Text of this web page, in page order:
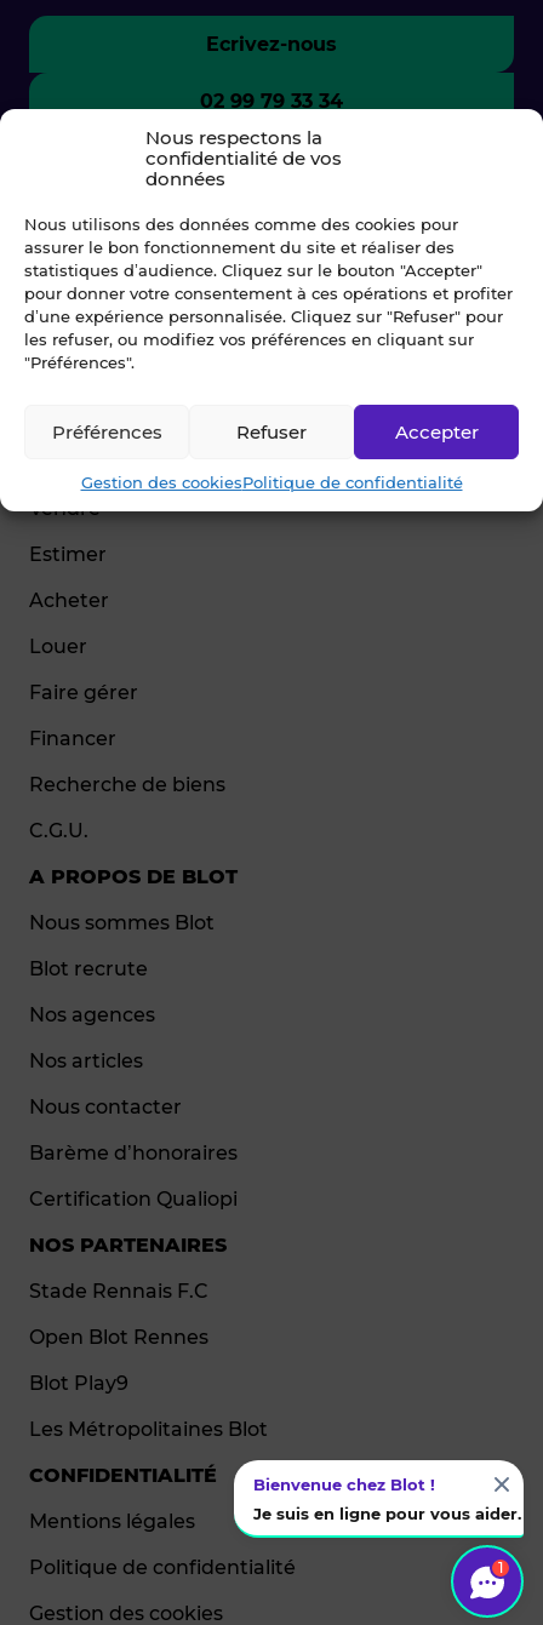
Nous respectons la
confidentialité de vos
données
Nous utilisons des données comme des cookies pour
assurer le bon fonctionnement du site et réaliser des
statistiques d’audience. Cliquez sur le bouton "Accepter"
pour donner votre consentement à ces opérations et profiter
d’une expérience personnalisée. Cliquez sur "Refuser" pour
les refuser, ou modifiez vos préférences en cliquant sur
"Préférences".
Accepter
Refuser
Préférences
Gestion des cookiesPolitique de confidentialité
Ecrivez-nous
02 99 79 33 34
Vendre
Estimer
Acheter
Louer
Faire gérer
Financer
Recherche de biens
C.G.U.
A PROPOS DE BLOT
Nous sommes Blot
Blot recrute
Nos agences
Nos articles
Nous contacter
Barème d’honoraires
Certification Qualiopi
NOS PARTENAIRES
Stade Rennais F.C
Open Blot Rennes
Blot Play9
Les Métropolitaines Blot
CONFIDENTIALITÉ
Mentions légales
Politique de confidentialité
Gestion des cookies
1
Bienvenue chez Blot !
Je suis en ligne pour vous aider.